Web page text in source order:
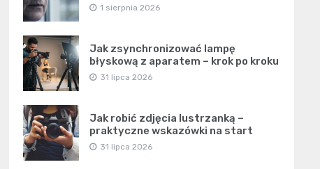
1 sierpnia 2026
Jak zsynchronizować lampę
błyskową z aparatem – krok po kroku
31 lipca 2026
Jak robić zdjęcia lustrzanką –
praktyczne wskazówki na start
31 lipca 2026